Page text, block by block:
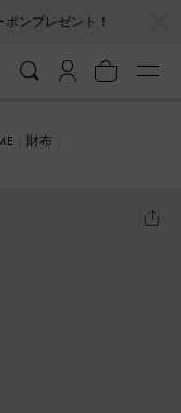
ンプレゼント！
財布